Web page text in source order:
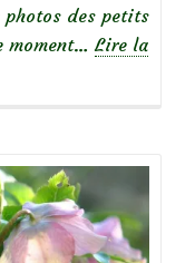
photos des petits
moment… Lire la